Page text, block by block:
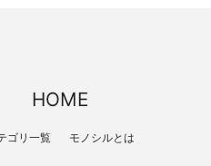
HOME
ゴリ一覧 モノシルとは